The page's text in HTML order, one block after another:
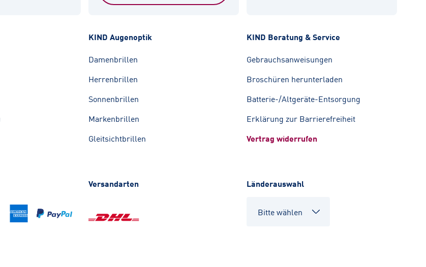
KIND Augenoptik
Damenbrillen
Herrenbrillen
Sonnenbrillen
Markenbrillen
Gleitsichtbrillen
KIND Beratung & Service
Gebrauchsanweisungen
Broschüren herunterladen
Batterie-/Altgeräte-Entsorgung
Erklärung zur Barrierefreiheit
Vertrag widerrufen
Versandarten Länderauswahl